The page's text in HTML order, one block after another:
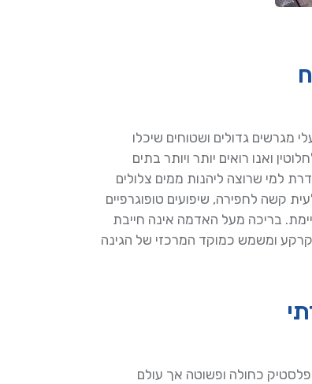
גדולים ושטוחים שיכלו
ואנו רואים יותר ויותר בתים
למי שרוצה ליהנות ממים צלולים
קשה לחפירה, שיפועים טופוגרפיים
בריכה מעל האדמה אינה חייבת
ומשמש כמוקד המרכזי של הגינה
כחולה ופשוטה אך עולם